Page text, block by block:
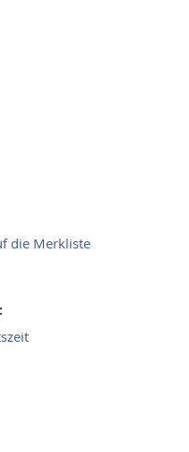
die Merkliste